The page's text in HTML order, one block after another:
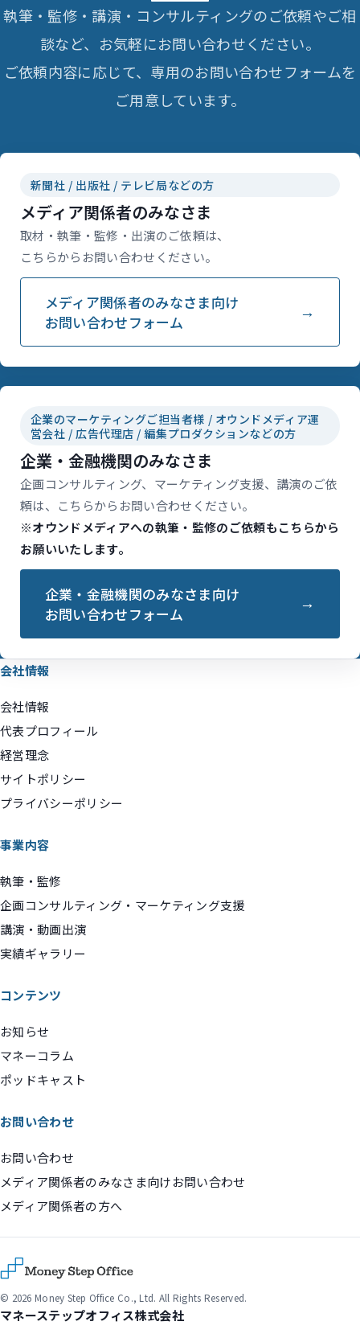
執筆・監修・講演・コンサルティングのご依頼やご相
談など、お気軽にお問い合わせください。
ご依頼内容に応じて、専用のお問い合わせフォームを
ご用意しています。
新聞社 / 出版社 / テレビ局などの方
メディア関係者のみなさま
取材・執筆・監修・出演のご依頼は、
こちらからお問い合わせください。
メディア関係者のみなさま向け
お問い合わせフォーム
企業のマーケティングご担当者様 / オウンドメディア運
営会社 / 広告代理店 / 編集プロダクションなどの方
企業・金融機関のみなさま
企画コンサルティング、マーケティング支援、講演のご依
頼は、こちらからお問い合わせください。
※オウンドメディアへの執筆・監修のご依頼もこちらから
お願いいたします。
企業・金融機関のみなさま向け
お問い合わせフォーム
会社情報
会社情報
代表プロフィール
経営理念
サイトポリシー
プライバシーポリシー
事業内容
執筆・監修
企画コンサルティング・マーケティング支援
講演・動画出演
実績ギャラリー
コンテンツ
お知らせ
マネーコラム
ポッドキャスト
お問い合わせ
お問い合わせ
メディア関係者のみなさま向けお問い合わせ
メディア関係者の方へ
© 2026 Money Step Office Co., Ltd. All Rights Reserved.
マネーステップオフィス株式会社